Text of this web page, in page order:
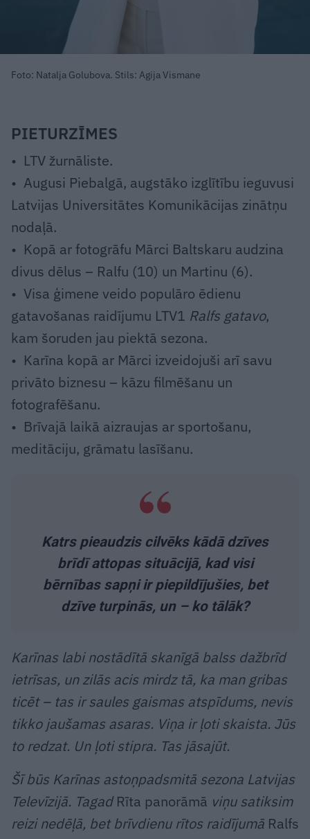
Foto: Natalja Golubova. Stils: Agija Vismane
PIETURZĪMES
• LTV žurnāliste.
• Augusi Piebalgā, augstāko izglītību ieguvusi
Latvijas Universitātes Komunikācijas zinātņu
nodaļā.
• Kopā ar fotogrāfu Mārci Baltskaru audzina
divus dēlus – Ralfu (10) un Martinu (6).
• Visa ģimene veido populāro ēdienu
gatavošanas raidījumu LTV1 Ralfs gatavo,
kam šoruden jau piektā sezona.
• Karīna kopā ar Mārci izveidojuši arī savu
privāto biznesu – kāzu filmēšanu un
fotografēšanu.
• Brīvajā laikā aizraujas ar sportošanu,
meditāciju, grāmatu lasīšanu.
Katrs pieaudzis cilvēks kādā dzīves
brīdī attopas situācijā, kad visi
bērnības sapņi ir piepildījušies, bet
dzīve turpinās, un – ko tālāk?
Karīnas labi nostādītā skanīgā balss dažbrīd
ietrīsas, un zilās acis mirdz tā, ka man gribas
ticēt – tas ir saules gaismas atspīdums, nevis
tikko jaušamas asaras. Viņa ir ļoti skaista. Jūs
to redzat. Un ļoti stipra. Tas jāsajūt.
Šī būs Karīnas astoņpadsmitā sezona Latvijas
Televīzijā. Tagad Rīta panorāmā viņu satiksim
reizi nedēļā, bet brīvdienu rītos raidījumā Ralfs